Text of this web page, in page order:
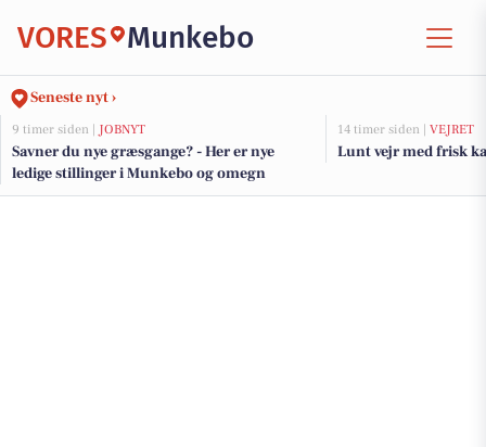
VORES Munkebo
Seneste nyt ›
9 timer siden | JOBNYT
Savner du nye græsgange? - Her er nye
ledige stillinger i Munkebo og omegn
14 timer siden | VEJRET
Lunt vejr med frisk